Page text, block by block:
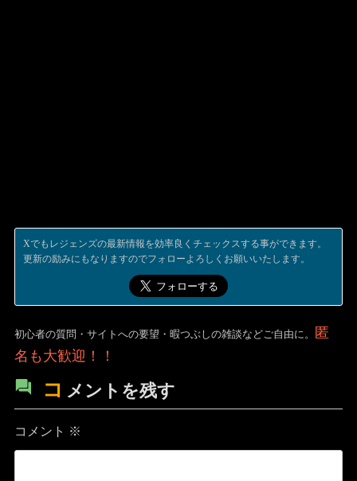
Xでもレジェンズの最新情報を効率良くチェックスする事ができます。
更新の励みにもなりますのでフォローよろしくお願いいたします。
初心者の質問・サイトへの要望・暇つぶしの雑談などご自由に。
匿
名も大歓迎！！
コ メントを残す
コメント ※